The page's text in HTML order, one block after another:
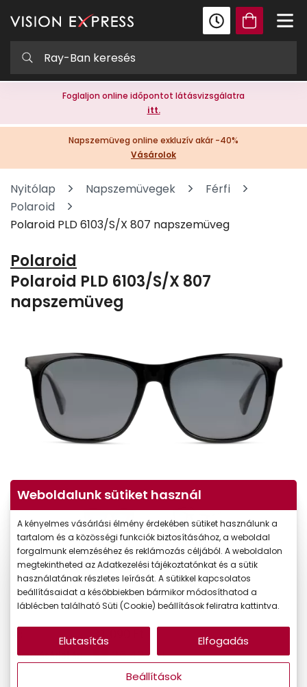
Foglaljon online időpontot látásvizsgálatra
itt.
Napszemüveg online exkluzív akár -40%
Vásárolok
Nyitólap Napszemüvegek
Férfi
Polaroid
Polaroid PLD 6103/S/X 807 napszemüveg
Polaroid
Polaroid PLD 6103/S/X 807
napszemüveg
31.090 Ft
Törzsvásárlói ár: 26.427 Ft
Weboldalunk sütiket használ
A kényelmes vásárlási élmény érdekében sütiket használunk a
tartalom és a közösségi funkciók biztosításához, a weboldal
forgalmunk elemzéséhez és reklámozás céljából. A weboldalon
megtekintheted az Adatkezelési tájékoztatónkat és a sütik
használatának részletes leírását. A sütikkel kapcsolatos
beállításaidat a későbbiekben bármikor módosíthatod a
láblécben található Süti (Cookie) beállítások feliratra kattintva.
Beállítások
Elutasítás Elfogadás